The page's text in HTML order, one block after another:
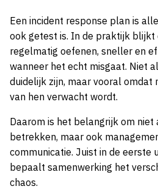
Een incident response plan is
ook getest is. In de praktijk blijkt
regelmatig oefenen, sneller en
wanneer het echt misgaat. Niet
duidelijk zijn, maar vooral omdat
van hen verwacht wordt.
Daarom is het belangrijk om
betrekken, maar ook
communicatie. Juist in de eerste
bepaalt samenwerking het
chaos.